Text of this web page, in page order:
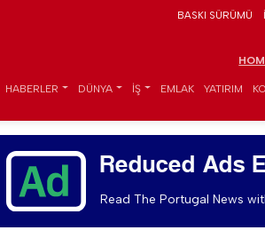
BASKI SÜRÜMÜ
HABERLER DÜNYA İŞ EMLAK YATIRIM
Reduced Ads
Read The Portugal News